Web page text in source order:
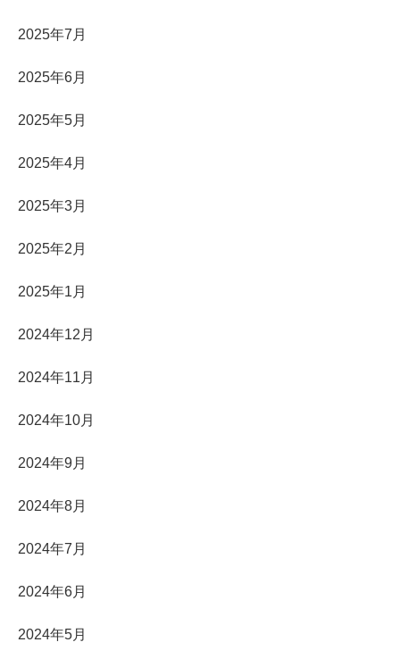
2025年7月
2025年6月
2025年5月
2025年4月
2025年3月
2025年2月
2025年1月
2024年12月
2024年11月
2024年10月
2024年9月
2024年8月
2024年7月
2024年6月
2024年5月